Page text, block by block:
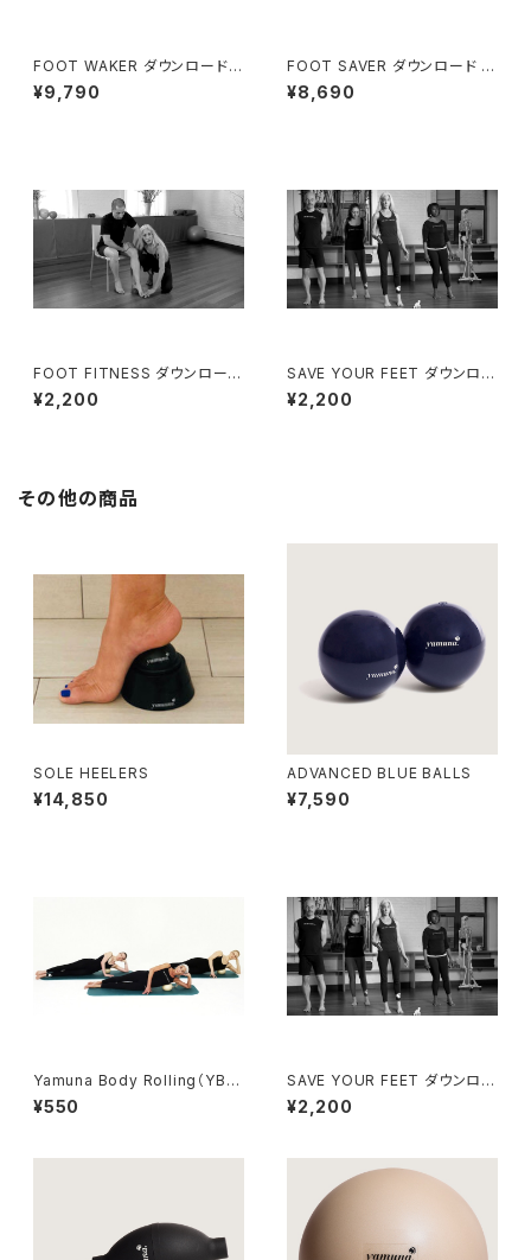
FOOT WAKER ダウンロード
キット
¥9,790
FOOT SAVER ダウンロード キ
ット【日本語字幕版】
¥8,690
FOOT FITNESS ダウンロード
【日本語字幕版】
¥2,200
SAVE YOUR FEET ダウンロー
ド【日本語字幕版】
¥2,200
その他の商品
SOLE HEELERS
¥14,850
ADVANCED BLUE BALLS
¥7,590
Yamuna Body Rolling（YB
R） SIDELINE ダウンロード【日
本語吹替版】
¥550
SAVE YOUR FEET ダウンロー
ド【日本語字幕版】
¥2,200